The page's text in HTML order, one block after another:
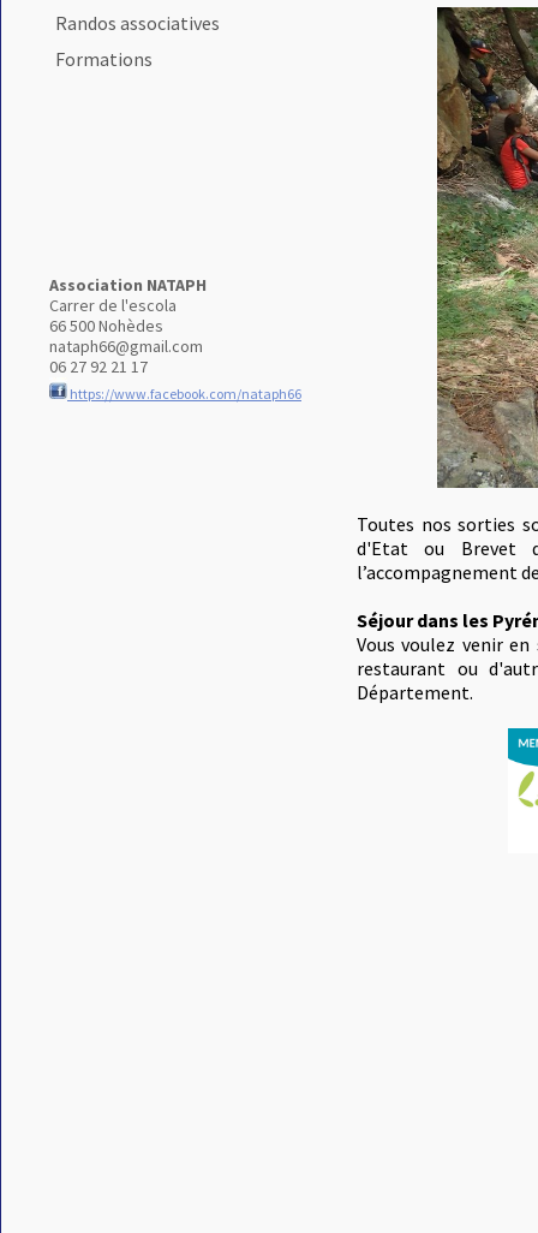
Association NATAPH
Carrer de l'escola
66 500 Nohèdes
nataph66@gmail.com
06 27 92 21 17
https://www.facebook.com/nataph66
Randos associatives
Formations
Toutes nos sorties
d'Etat ou Brevet
l’accompagnement
Séjour dans les
Vous voulez venir
restaurant ou
Département.